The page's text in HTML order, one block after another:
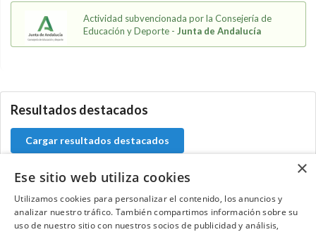
Actividad subvencionada por la Consejería de
Educación y Deporte - Junta de Andalucía
Resultados destacados
Cargar resultados destacados
Contacta con el equipo de NextCaddy
×
Ese sitio web utiliza cookies
Utilizamos cookies para personalizar el contenido, los anuncios y
analizar nuestro tráfico. También compartimos información sobre su
uso de nuestro sitio con nuestros socios de publicidad y análisis,